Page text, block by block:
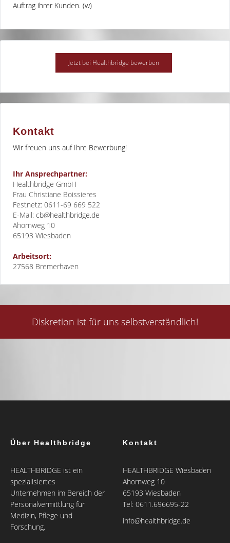
Auftrag ihrer Kunden. (w)
Kontakt
Wir freuen uns auf Ihre Bewerbung!
Ihr Ansprechpartner:
Healthbridge GmbH
Frau Christiane Boissieres
Festnetz: 0611-69 669 522
E-Mail: cb@healthbridge.de
Ahornweg 10
65193 Wiesbaden
Arbeitsort:
27568 Bremerhaven
Diskretion ist für uns selbstverständlich!
Über Healthbridge
HEALTHBRIDGE ist ein
spezialisiertes
Unternehmen im Bereich der
Personalvermittlung für
Medizin, Pflege und
Forschung.
Kontakt
HEALTHBRIDGE Wiesbaden
Ahornweg 10
65193 Wiesbaden
Tel: 0611.696695-22
info@healthbridge.de